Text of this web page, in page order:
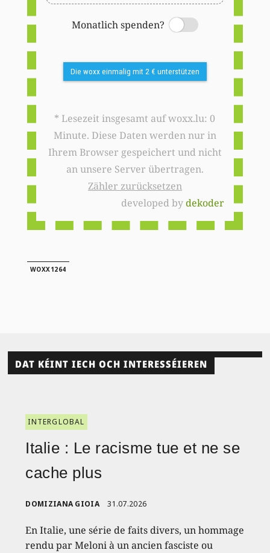
Monatlich spenden?
Switch
Die woxx einmalig mit 2 € unterstützen
* Lesezeit insgesamt auf woxx.lu: 0
Minute. Diese Daten werden nur in
Ihrem Browser gespeichert und nicht
an unsere Server übertragen.
Zähler zurücksetzen
developed bydekoder
WOXX1264
DAT KÉINT IECH OCH INTERESSÉIEREN
INTERGLOBAL
Italie : Le racisme tue et ne se
cache plus
DOMIZIANA GIOIA 31.07.2026
En Italie, une série de faits divers, un hommage
rendu par Meloni à un ancien fasciste ou